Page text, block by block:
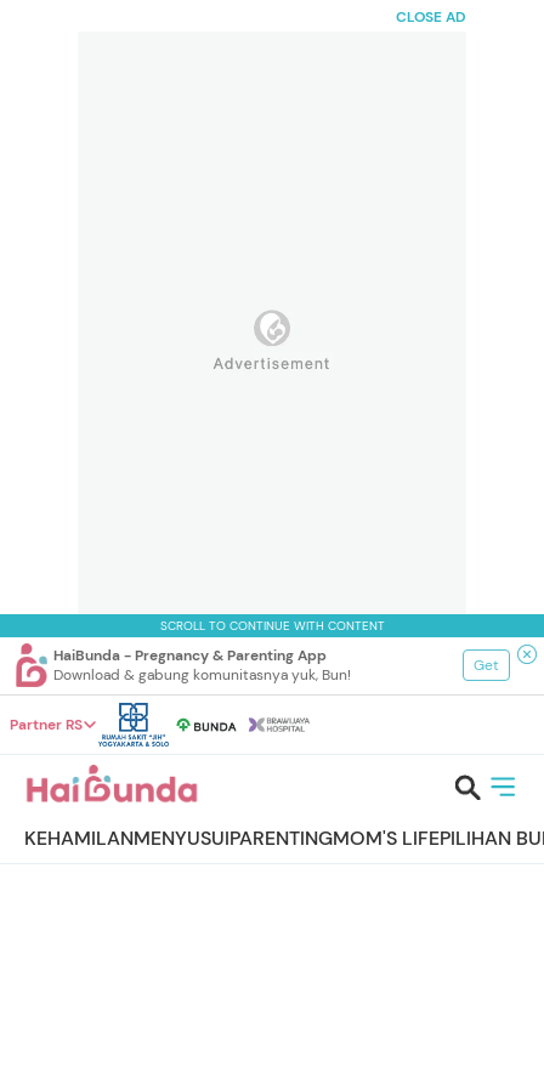
CLOSE AD
SCROLL TO CONTINUE WITH CONTENT
HaiBunda - Pregnancy & Parenting App
Download & gabung komunitasnya yuk, Bun!
Get
Partner RS
KEHAMILANMENYUSUIPARENTINGMOM'S LIFEPILIHAN